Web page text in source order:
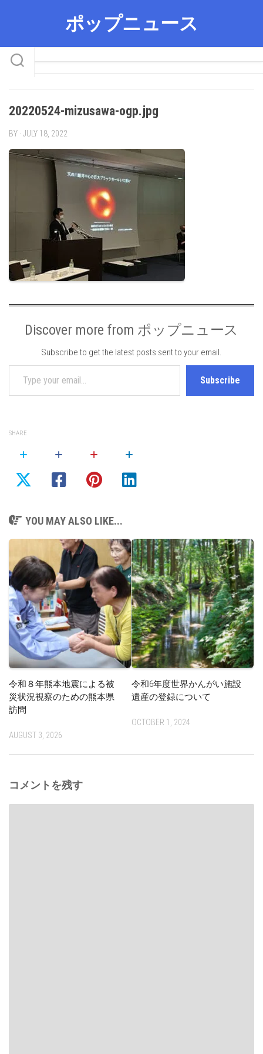
ポップニュース
20220524-mizusawa-ogp.jpg
BY · JULY 18, 2022
Discover more from ポップニュース
Subscribe to get the latest posts sent to your email.
Type your email…
Subscribe
SHARE
YOU MAY ALSO LIKE...
令和８年熊本地震による被
災状況視察のための熊本県
訪問
AUGUST 3, 2026
令和6年度世界かんがい施設
遺産の登録について
OCTOBER 1, 2024
コメントを残す